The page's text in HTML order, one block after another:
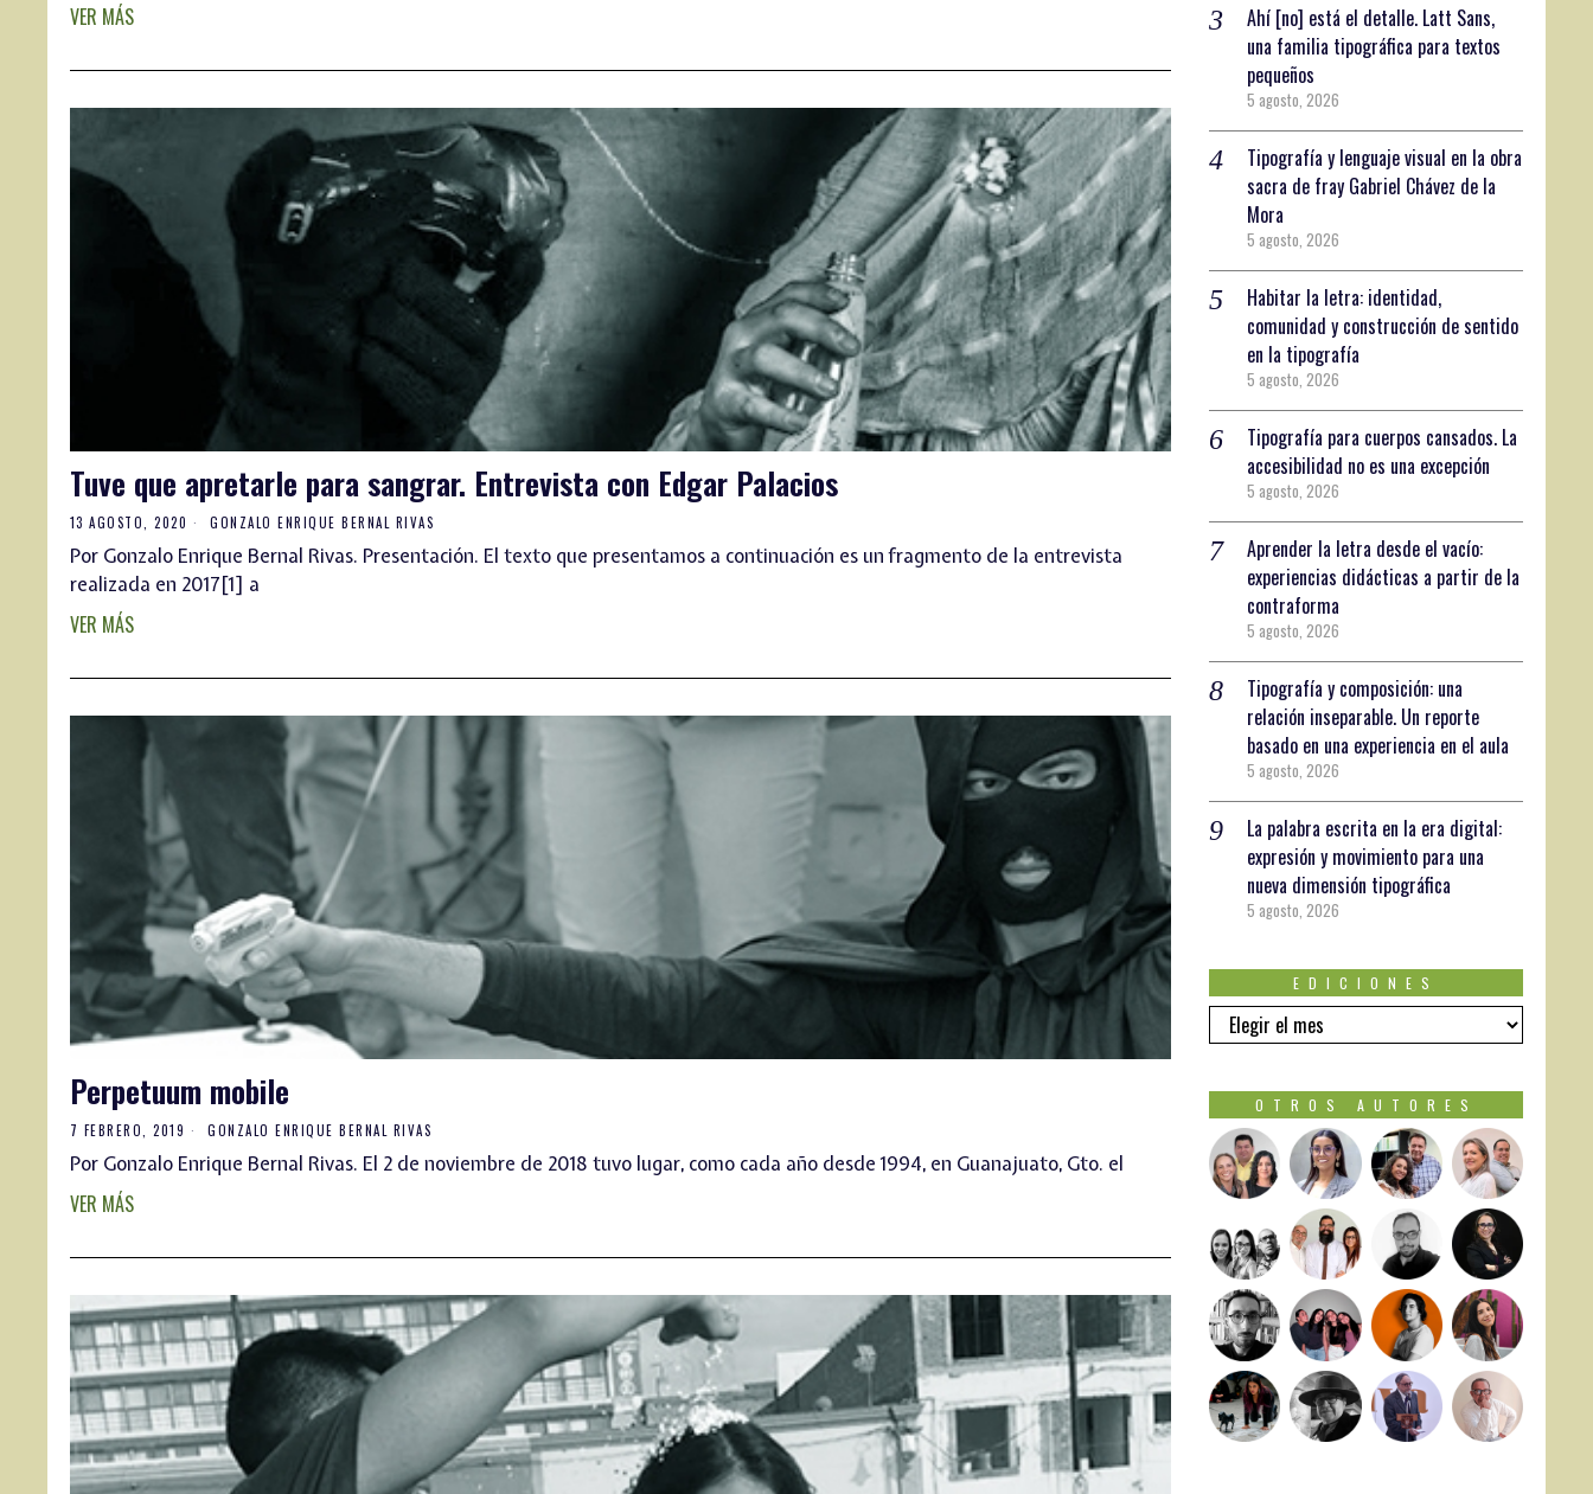
VER MÁS
Tuve que apretarle para sangrar. Entrevista con Edgar Palacios
13 AGOSTO, 2020 GONZALO ENRIQUE BERNAL RIVAS
Por Gonzalo Enrique Bernal Rivas. Presentación. El texto que presentamos a continuación es un fragmento de la entrevista
realizada en 2017[1] a
VER MÁS
Perpetuum mobile
7 FEBRERO, 2019 GONZALO ENRIQUE BERNAL RIVAS
Por Gonzalo Enrique Bernal Rivas. El 2 de noviembre de 2018 tuvo lugar, como cada año desde 1994, en Guanajuato, Gto. el
VER MÁS
Ahí [no] está el detalle. Latt Sans,
una familia tipográfica para textos
pequeños
5 agosto, 2026
Tipografía y lenguaje visual en la obra
sacra de fray Gabriel Chávez de la
Mora
5 agosto, 2026
Habitar la letra: identidad,
comunidad y construcción de sentido
en la tipografía
5 agosto, 2026
Tipografía para cuerpos cansados. La
accesibilidad no es una excepción
5 agosto, 2026
Aprender la letra desde el vacío:
experiencias didácticas a partir de la
contraforma
5 agosto, 2026
Tipografía y composición: una
relación inseparable. Un reporte
basado en una experiencia en el aula
5 agosto, 2026
La palabra escrita en la era digital:
expresión y movimiento para una
nueva dimensión tipográfica
5 agosto, 2026
EDICIONES
EDICIONES
OTROS AUTORES